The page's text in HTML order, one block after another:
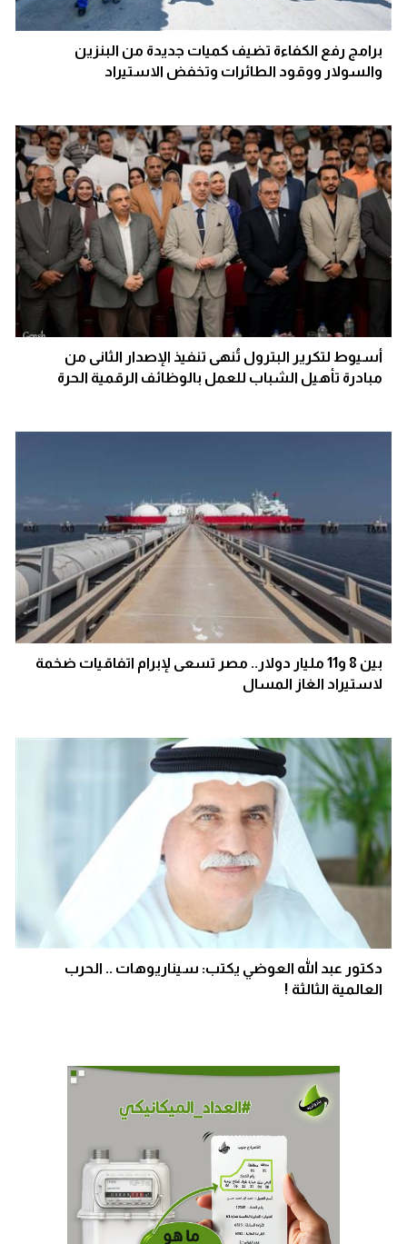
برامج رفع الكفاءة تضيف كميات جديدة من البنزين
والسولار ووقود الطائرات وتخفض الاستيراد
أسيوط لتكرير البترول تُنهى تنفيذ الإصدار الثانى من
مبادرة تأهيل الشباب للعمل بالوظائف الرقمية الحرة
بين 8 و11 مليار دولار.. مصر تسعى لإبرام اتفاقيات ضخمة
لاستيراد الغاز المسال
دكتور عبد الله العوضي يكتب: سيناريوهات .. الحرب
العالمية الثالثة !